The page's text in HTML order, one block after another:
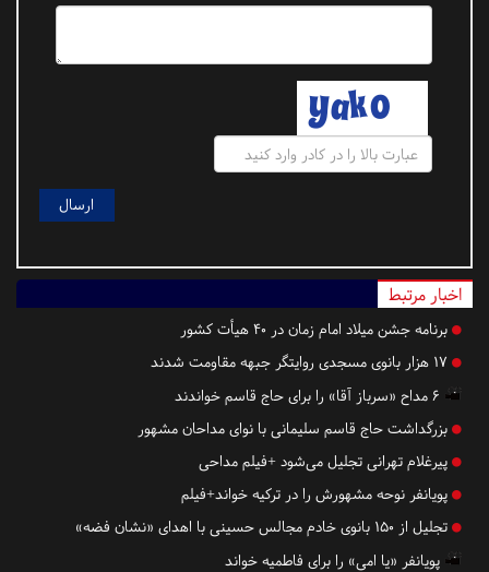
اخبار مرتبط
برنامه جشن میلاد امام زمان در ۴۰ هیأت کشور
۱۷ هزار بانوی مسجدی روایتگر جبهه مقاومت شدند
۶ مداح «سرباز آقا» را برای حاج قاسم خواندند
بزرگداشت حاج قاسم سلیمانی با نوای مداحان مشهور
پیرغلام تهرانی تجلیل می‌شود +فیلم مداحی
پویانفر نوحه مشهورش را در ترکیه خواند+فیلم
تجلیل از ۱۵۰ بانوی خادم مجالس حسینی با اهدای «نشان فضه»
پویانفر «یا امی» را برای فاطمیه خواند